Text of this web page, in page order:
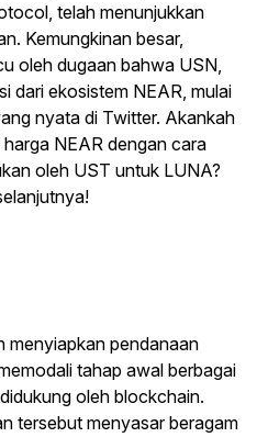
telah menunjukkan
Kemungkinan besar,
oleh dugaan bahwa USN,
dari ekosistem NEAR, mulai
nyata di Twitter. Akankah
NEAR dengan cara
oleh UST untuk LUNA?
menyiapkan pendanaan
tahap awal berbagai
oleh blockchain.
tersebut menyasar beragam